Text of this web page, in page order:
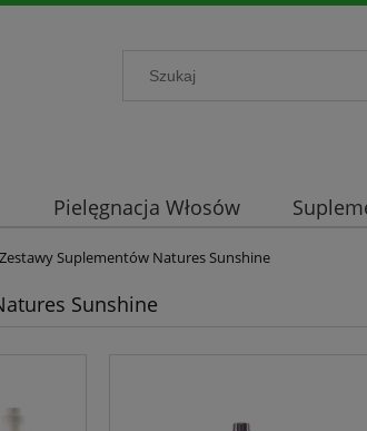
Pielęgnacja Włosów
Zestawy Suplementów Natures Sunshine
Sunshine